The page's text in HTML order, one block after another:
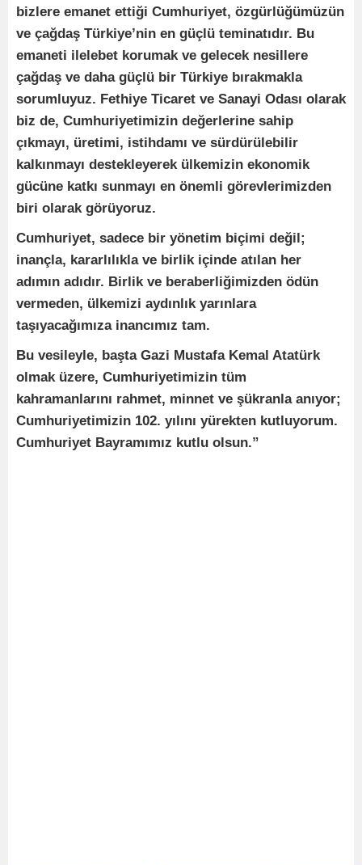
bizlere emanet ettiği Cumhuriyet, özgürlüğümüzün
ve çağdaş Türkiye’nin en güçlü teminatıdır. Bu
emaneti ilelebet korumak ve gelecek nesillere
çağdaş ve daha güçlü bir Türkiye bırakmakla
sorumluyuz. Fethiye Ticaret ve Sanayi Odası olarak
biz de, Cumhuriyetimizin değerlerine sahip
çıkmayı, üretimi, istihdamı ve sürdürülebilir
kalkınmayı destekleyerek ülkemizin ekonomik
gücüne katkı sunmayı en önemli görevlerimizden
biri olarak görüyoruz.
Cumhuriyet, sadece bir yönetim biçimi değil;
inançla, kararlılıkla ve birlik içinde atılan her
adımın adıdır. Birlik ve beraberliğimizden ödün
vermeden, ülkemizi aydınlık yarınlara
taşıyacağımıza inancımız tam.
Bu vesileyle, başta Gazi Mustafa Kemal Atatürk
olmak üzere, Cumhuriyetimizin tüm
kahramanlarını rahmet, minnet ve şükranla anıyor;
Cumhuriyetimizin 102. yılını yürekten kutluyorum.
Cumhuriyet Bayramımız kutlu olsun.”